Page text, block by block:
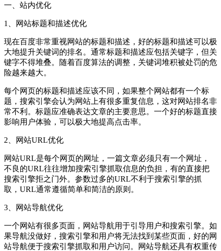
一、站内优化
1、网站标题和描述优化
现在百度非常重视网站的标题和描述，好的标题和描述可以极
大地提升关键词的排名。通常标题和描述应包括关键字，但关
键字不得堆叠。随着百度算法的调整，关键词堆积被处罚的危
险越来越大。
每个网页的标题和描述应该不同，如果整个网站都有一个标
题，搜索引擎会认为网站上有很多重复信息，这对网站排名非
常不利。标题应准确表达文章的主要意思。一个好的标题直接
影响用户体验，可以极大地提高点击率。
2、网站URL优化
网站URL是每个网页的网址，一篇文章必须只有一个网址，
不良的URL往往增加搜索引擎抓取信息的负担，有的直接把
搜索引擎拒之门外。参数过多的URL不利于搜索引擎的抓
取，URL通常遵循简单和简洁的原则。
3、网站导航优化
一个网站有很多页面，网站导航用于引导用户和搜索引擎。如
果导航没做好，搜索引擎和用户将无法找到某些页面，好的网
站导航便于搜索引擎抓取和用户访问。网站导航还具有权重传